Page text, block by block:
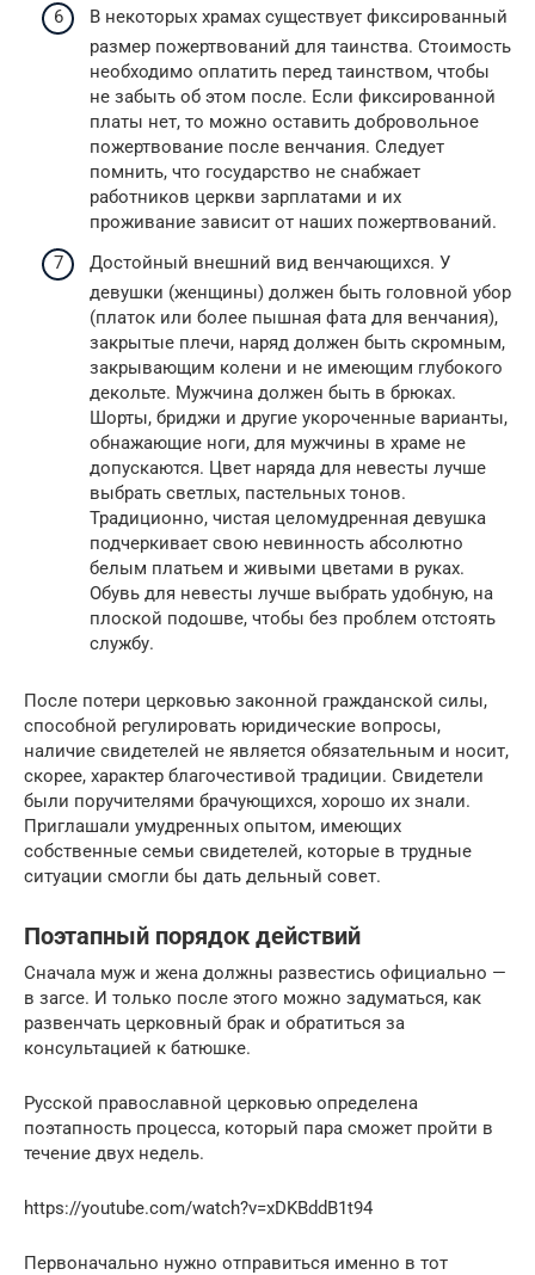
В некоторых храмах существует фиксированный
размер пожертвований для таинства. Стоимость
необходимо оплатить перед таинством, чтобы
не забыть об этом после. Если фиксированной
платы нет, то можно оставить добровольное
пожертвование после венчания. Следует
помнить, что государство не снабжает
работников церкви зарплатами и их
проживание зависит от наших пожертвований.
Достойный внешний вид венчающихся. У
девушки (женщины) должен быть головной убор
(платок или более пышная фата для венчания),
закрытые плечи, наряд должен быть скромным,
закрывающим колени и не имеющим глубокого
декольте. Мужчина должен быть в брюках.
Шорты, бриджи и другие укороченные варианты,
обнажающие ноги, для мужчины в храме не
допускаются. Цвет наряда для невесты лучше
выбрать светлых, пастельных тонов.
Традиционно, чистая целомудренная девушка
подчеркивает свою невинность абсолютно
белым платьем и живыми цветами в руках.
Обувь для невесты лучше выбрать удобную, на
плоской подошве, чтобы без проблем отстоять
службу.
После потери церковью законной гражданской силы,
способной регулировать юридические вопросы,
наличие свидетелей не является обязательным и носит,
скорее, характер благочестивой традиции. Свидетели
были поручителями брачующихся, хорошо их знали.
Приглашали умудренных опытом, имеющих
собственные семьи свидетелей, которые в трудные
ситуации смогли бы дать дельный совет.
Поэтапный порядок действий
Сначала муж и жена должны развестись официально —
в загсе. И только после этого можно задуматься, как
развенчать церковный брак и обратиться за
консультацией к батюшке.
Русской православной церковью определена
поэтапность процесса, который пара сможет пройти в
течение двух недель.
https://youtube.com/watch?v=xDKBddB1t94
Первоначально нужно отправиться именно в тот